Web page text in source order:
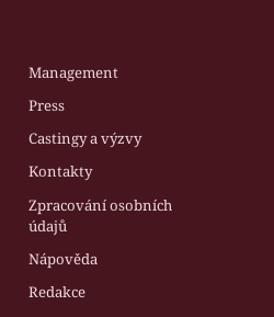
Management
Press
Castingy a výzvy
Kontakty
Zpracování osobních
údajů
Nápověda
Redakce